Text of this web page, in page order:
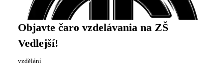
Objavte čaro vzdelávania na ZŠ
Vedlejší!
vzdělání